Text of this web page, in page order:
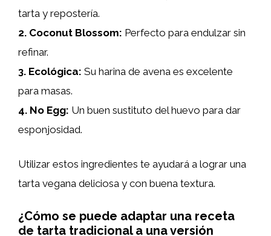
tarta y repostería.
2. Coconut Blossom: Perfecto para endulzar sin
refinar.
3. Ecológica: Su harina de avena es excelente
para masas.
4. No Egg: Un buen sustituto del huevo para dar
esponjosidad.
Utilizar estos ingredientes te ayudará a lograr una
tarta vegana deliciosa y con buena textura.
¿Cómo se puede adaptar una receta
de tarta tradicional a una versión